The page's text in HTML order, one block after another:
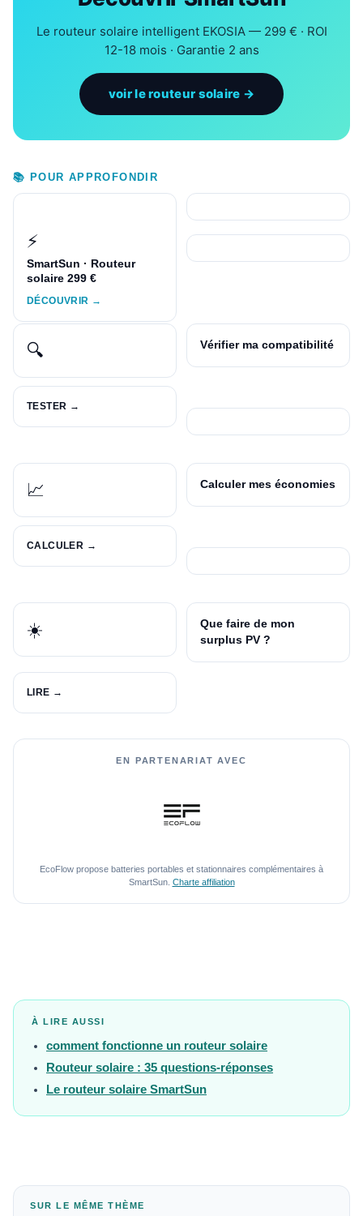
Le routeur solaire intelligent EKOSIA — 299 € · ROI
12-18 mois · Garantie 2 ans
voir le routeur solaire →
📚 POUR APPROFONDIR
⚡
SmartSun · Routeur
solaire 299 €
DÉCOUVRIR →
🔍 Vérifier ma compatibilité
TESTER →
📈 Calculer mes économies
CALCULER →
☀️
Que faire de mon
surplus PV ?
LIRE →
EN PARTENARIAT AVEC
EcoFlow propose batteries portables et stationnaires complémentaires à
SmartSun. Charte affiliation
À LIRE AUSSI
comment fonctionne un routeur solaire
Routeur solaire : 35 questions-réponses
Le routeur solaire SmartSun
SUR LE MÊME THÈME